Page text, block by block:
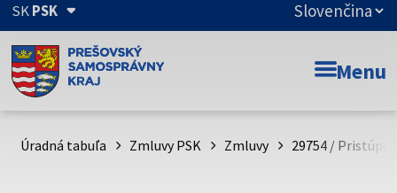
SKPSK
Doména psk.sk je oficiálna
Toto je oficiálna webová stránka Prešovského
psk.sk.
Menu
Úradná tabuľa Zmluvy PSK Zmluvy 29754 /